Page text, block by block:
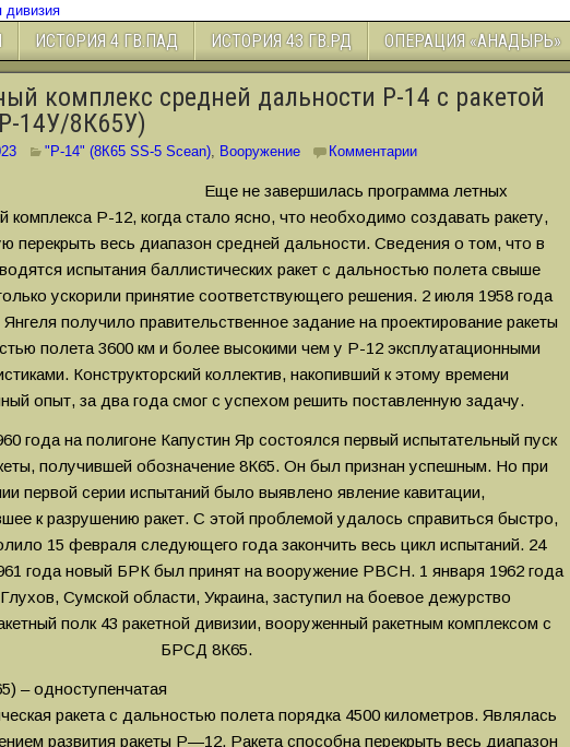
ИСТОРИЯ 4 ГВ.ПАД ИСТОРИЯ 43 ГВ.РД ОПЕРАЦИЯ «АНАДЫРЬ»
комплекс средней дальности Р-14 с ракетой
14У/8К65У)
"Р-14" (8К65 SS-5 Scean), Вооружение Комментарии
Еще не завершилась программа летных
комплекса Р-12, когда стало ясно, что необходимо создавать ракету,
перекрыть весь диапазон средней дальности. Сведения о том, что в
испытания баллистических ракет с дальностью полета свыше
ускорили принятие соответствующего решения. 2 июля 1958 года
получило правительственное задание на проектирование ракеты
полета 3600 км и более высокими чем у Р-12 эксплуатационными
Конструкторский коллектив, накопивший к этому времени
опыт, за два года смог с успехом решить поставленную задачу.
года на полигоне Капустин Яр состоялся первый испытательный пуск
получившей обозначение 8К65. Он был признан успешным. Но при
первой серии испытаний было выявлено явление кавитации,
к разрушению ракет. С этой проблемой удалось справиться быстро,
15 февраля следующего года закончить весь цикл испытаний. 24
года новый БРК был принят на вооружение РВСН. 1 января 1962 года
Сумской области, Украина, заступил на боевое дежурство
полк 43 ракетной дивизии, вооруженный ракетным комплексом с
БРСД 8К65.
– одноступенчатая
ракета с дальностью полета порядка 4500 километров. Являлась
развития ракеты Р—12. Ракета способна перекрыть весь диапазон